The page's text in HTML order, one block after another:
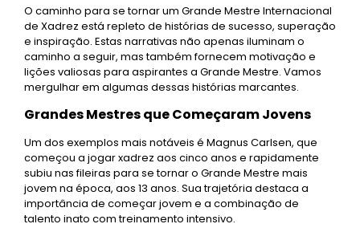
O caminho para se tornar um Grande Mestre Internacional
de Xadrez está repleto de histórias de sucesso, superação
e inspiração. Estas narrativas não apenas iluminam o
caminho a seguir, mas também fornecem motivação e
lições valiosas para aspirantes a Grande Mestre. Vamos
mergulhar em algumas dessas histórias marcantes.
Grandes Mestres que Começaram Jovens
Um dos exemplos mais notáveis é Magnus Carlsen, que
começou a jogar xadrez aos cinco anos e rapidamente
subiu nas fileiras para se tornar o Grande Mestre mais
jovem na época, aos 13 anos. Sua trajetória destaca a
importância de começar jovem e a combinação de
talento inato com treinamento intensivo.